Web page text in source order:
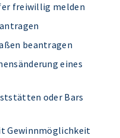
freiwillig melden
beantragen
eines
oder Bars
Gewinnmöglichkeit